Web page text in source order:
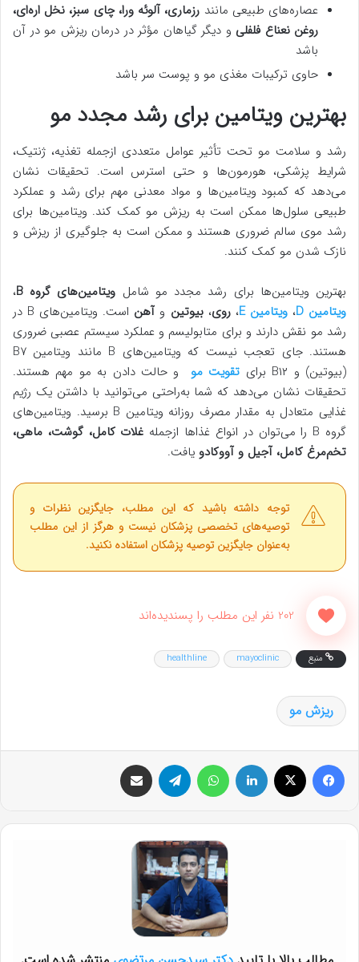
عصاره‌های طبیعی مانند رزماری، آلوئه ورا، چای سبز، نخل اره‌ای،
روغن نعناع فلفلی و دیگر گیاهان مؤثر در درمان ریزش مو در آن
باشد
حاوی ترکیبات مغذی مو و پوست سر باشد
بهترین ویتامین‌ برای رشد مجدد مو
رشد و سلامت مو تحت تأثیر عوامل متعددی ازجمله تغذیه، ژنتیک،
شرایط پزشکی، هورمون‌ها و حتی استرس است. تحقیقات نشان
می‌دهد که کمبود ویتامین‌ها و مواد معدنی مهم برای رشد و عملکرد
طبیعی سلول‌ها ممکن است به ریزش مو کمک کند. ویتامین‌ها برای
رشد موی سالم ضروری هستند و ممکن است به جلوگیری از ریزش و
نازک شدن مو کمک کنند.
بهترین ویتامین‌ها برای رشد مجدد مو شامل ویتامین‌های گروه B
،
ویتامین D ،ویتامین E ،روی،بیوتین وآهن
است. ویتامین‌های B در
رشد مو نقش دارند و برای متابولیسم و ​​عملکرد سیستم عصبی ضروری
هستند. جای تعجب نیست که ویتامین‌های B مانند ویتامین B۷
(بیوتین) و B۱۲ برای
تقویت مو و حالت دادن به مو مهم هستند.
تحقیقات نشان می‌دهد که شما به‌راحتی می‌توانید با داشتن یک رژیم
غذایی متعادل به مقدار مصرف روزانه ویتامین B برسید. ویتامین‌های
گروه B را می‌توان در انواع غذاها ازجمله
غلات کامل، گوشت، ماهی،
تخم‌مرغ کامل، آجیل و آووکادو یافت.
توجه داشته باشید که این مطلب، جایگزین نظرات و
توصیه‌های تخصصی پزشکان نیست و هرگز از این مطلب
به‌عنوان جایگزین توصیه پزشکان استفاده نکنید.
202 نفر این مطلب را پسندیده‌اند
منبع mayoclinic
healthline
ریزش مو